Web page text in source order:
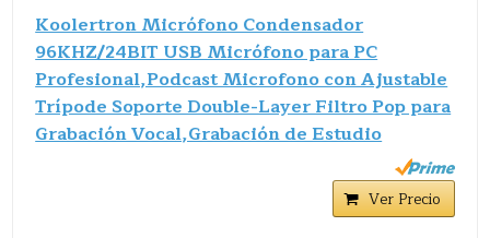
Koolertron Micrófono Condensador
96KHZ/24BIT USB Micrófono para PC
Profesional,Podcast Microfono con Ajustable
Trípode Soporte Double-Layer Filtro Pop para
Grabación Vocal,Grabación de Estudio
Ver Precio